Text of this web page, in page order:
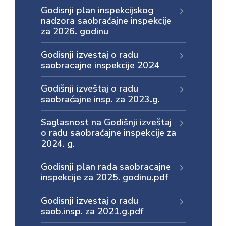
Godisnji plan inspekcijskog
nadzora saobraćajne inspekcije
za 2026. godinu
Godisnji izvestaj o radu
saobracajne inspekcije 2024
Godišnji izveštaj o radu
saobraćajne insp. za 2023.g.
Saglasnost na Godišnji izveštaj
o radu saobraćajne inspekcije za
2024. g.
Godisnji plan rada saobracajne
inspekcije za 2025. godinu.pdf
Godisnji izvestaj o radu
saob.insp. za 2021.g.pdf